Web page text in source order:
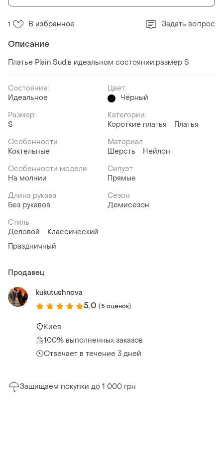
1 В избранное Задать вопрос
Описание
Платье Plain Sud,в идеальном состоянии,размер S
Состояние:
Идеальное
Цвет:
Чёрный
Размер:
S
Категории:
Короткие платья
Платья
Особенности
Коктельные
Материал
Шерсть
Нейлон
Особенности модели
На молнии
Силуэт
Прямые
Длина рукава
Без рукавов
Сезон
Демисезон
Стиль
Деловой
Классический
Праздничный
Продавец
kukutushnova
5.0 (5 оценок)
Киев
100% выполненных заказов
Отвечает в течение 3 дней
Защищаем покупки до 1 000 грн